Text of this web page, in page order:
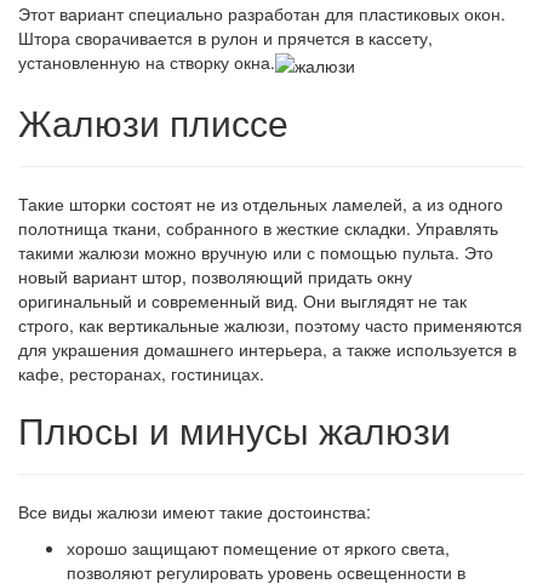
Этот вариант специально разработан для пластиковых окон.
Штора сворачивается в рулон и прячется в кассету,
установленную на створку окна.
Жалюзи плиссе
Такие шторки состоят не из отдельных ламелей, а из одного
полотнища ткани, собранного в жесткие складки. Управлять
такими жалюзи можно вручную или с помощью пульта. Это
новый вариант штор, позволяющий придать окну
оригинальный и современный вид. Они выглядят не так
строго, как вертикальные жалюзи, поэтому часто применяются
для украшения домашнего интерьера, а также используется в
кафе, ресторанах, гостиницах.
Плюсы и минусы жалюзи
Все виды жалюзи имеют такие достоинства:
хорошо защищают помещение от яркого света,
позволяют регулировать уровень освещенности в